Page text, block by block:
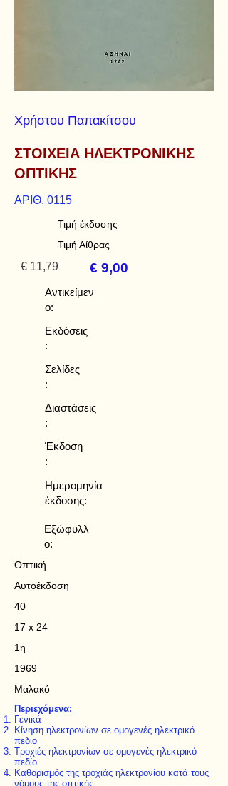
Χρήστου Παπακίτσου
ΣΤΟΙΧΕΙΑ ΗΛΕΚΤΡΟΝΙΚΗΣ
ΟΠΤΙΚΗΣ
ΑΡΙΘ. 0115
Τιμή έκδοσης
Τιμή Αίθρας
€ 11,79 € 9,00
Αντικείμεν
ο:
Εκδόσεις
:
Σελίδες
:
Διαστάσεις
:
Έκδοση
:
Ημερομηνία
έκδοσης:
Εξώφυλλ
ο:
Οπτική
Αυτοέκδοση
40
17 x 24
1η
1969
Μαλακό
Περιεχόμενα:
Γενικά
Κίνηση ηλεκτρονίων σε ομογενές ηλεκτρικό
πεδίο
Τροχιές ηλεκτρονίων σε ομογενές ηλεκτρικό
πεδίο
Καθορισμός της τροχιάς ηλεκτρονίου κατά τους
νόμους της οπτικής